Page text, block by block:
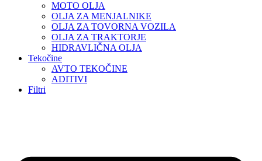
MOTO OLJA
OLJA ZA MENJALNIKE
OLJA ZA TOVORNA VOZILA
OLJA ZA TRAKTORJE
HIDRAVLIČNA OLJA
Tekočine
AVTO TEKOČINE
ADITIVI
Filtri